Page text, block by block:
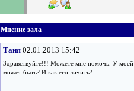
Мнение зала
Таня 02.01.2013 15:42
Здравствуйте!!! Можете мне помочь. У моей
может быть? И как его личить?